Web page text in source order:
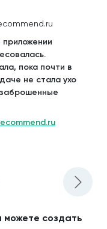
пока почти в
не стала ухо
можете создать